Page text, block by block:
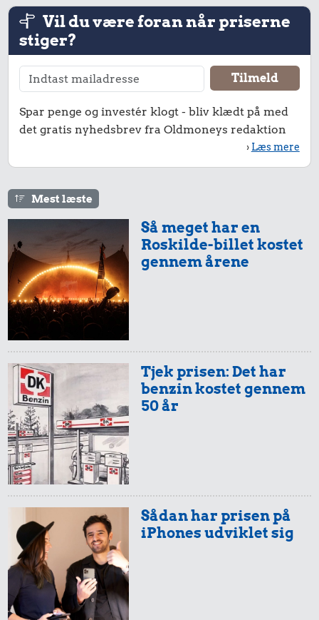
Vil du være foran når priserne
stiger?
Spar penge og investér klogt - bliv klædt på med
det gratis nyhedsbrev fra Oldmoneys redaktion
› Læs mere
Mest læste
Så meget har en
Roskilde-billet kostet
gennem årene
Tjek prisen: Det har
benzin kostet gennem
50 år
Sådan har prisen på
iPhones udviklet sig